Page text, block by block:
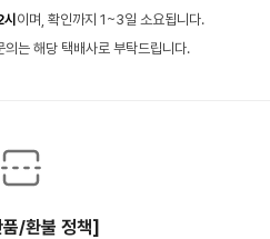
시이며, 확인까지 1~3일 소요됩니다.
는 해당 택배사로 부탁드립니다.
/환불 정책]